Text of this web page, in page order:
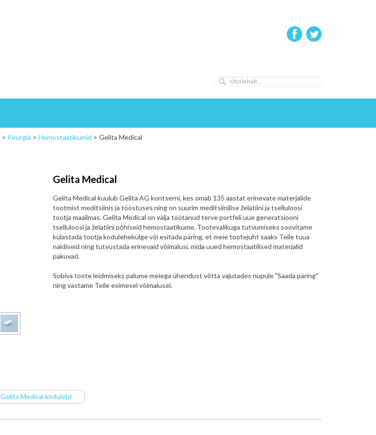
> Kirurgia > Hemostaatikumid > Gelita Medical
Gelita Medical
Gelita Medical kuulub Gelita AG kontserni, kes omab 135 aastat erinevate materjalide
tootmist meditsiinis ja tööstuses ning on suurim meditsiinilise želatiini ja tselluloosi
tootja maailmas. Gelita Medical on välja töötanud terve portfeli uue generatsiooni
tselluloosi ja želatiini põhiseid hemostaatikume. Tootevalikuga tutvumiseks soovitame
külastada tootja kodulehekülge või esitada päring, et meie tootejuht saaks Teile tuua
näidiseid ning tutvustada erinevaid võimalusi, mida uued hemostaatilised materjalid
pakuvad.
Sobiva toote leidmiseks palume meiega ühendust võtta vajutades nupule "Saada päring"
ning vastame Teile esimesel võimalusel.
Gelita Medical koduleht